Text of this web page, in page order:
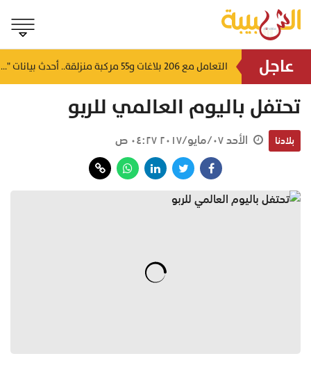
عاجل منذ ساعة التعامل مع 206 بلاغات و55 مركبة منزلقة.. أحدث بيانات "هيئة البيئة" في خريف ظفار
تحتفل باليوم العالمي للربو
بلادنا الأحد ٠٧/مايو/٢٠١٧ ٠٤:٢٧ ص